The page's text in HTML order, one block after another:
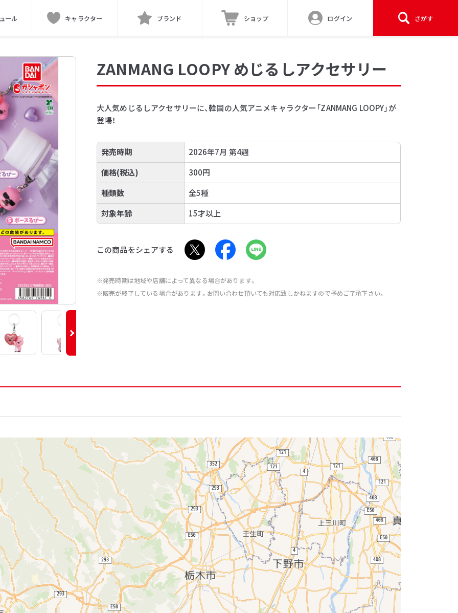
ール キャラクター ブランド ショップ ログイン さがす
ZANMANG LOOPY めじるしアクセサリー
大人気めじるしアクセサリーに、韓国の人気アニメキャラクター「ZANMANG LOOPY」が
登場！
発売時期
2026年7月 第4週
価格(税込)
300円
種類数
全5種
対象年齢
15才以上
この商品をシェアする
※発売時期は地域や店舗によって異なる場合があります。
※販売が終了している場合があります。お問い合わせ頂いても対応致しかねますので予めご了承下さい。